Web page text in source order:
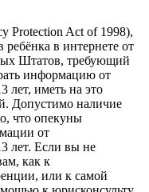
Protection Act of 1998),
в интернете от
Штатов, требующий
информацию от
лет, иметь на это
Допустимо наличие
что опекуны
от
лет. Если вы не
как к
или к самой